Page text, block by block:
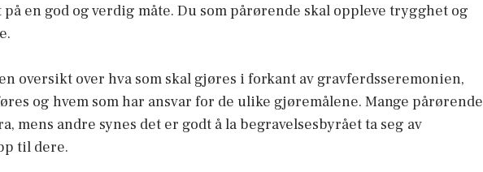
en god og verdig måte. Du som pårørende skal oppleve trygghet og
oversikt over hva som skal gjøres i forkant av gravferdsseremonien,
og hvem som har ansvar for de ulike gjøremålene. Mange pårørende
mens andre synes det er godt å la begravelsesbyrået ta seg av
til dere.